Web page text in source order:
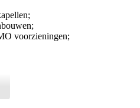
voorzieningen;